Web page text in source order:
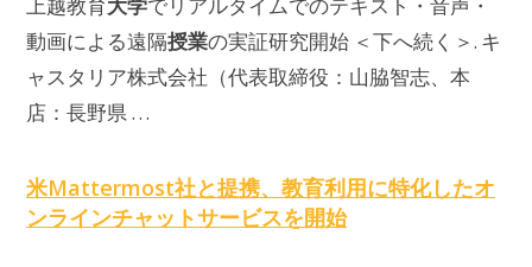
上越教育
でリアルタイムでのテキスト・音声・
動画による遠隔授業の実証研究開始 ＜下へ続く＞. キ
ャスタリア株式会社（代表取締役：山脇智志、本
店：長野県 …
米Mattermost社と提携、教育利用に特化したオ
ンラインチャットサービスを開始